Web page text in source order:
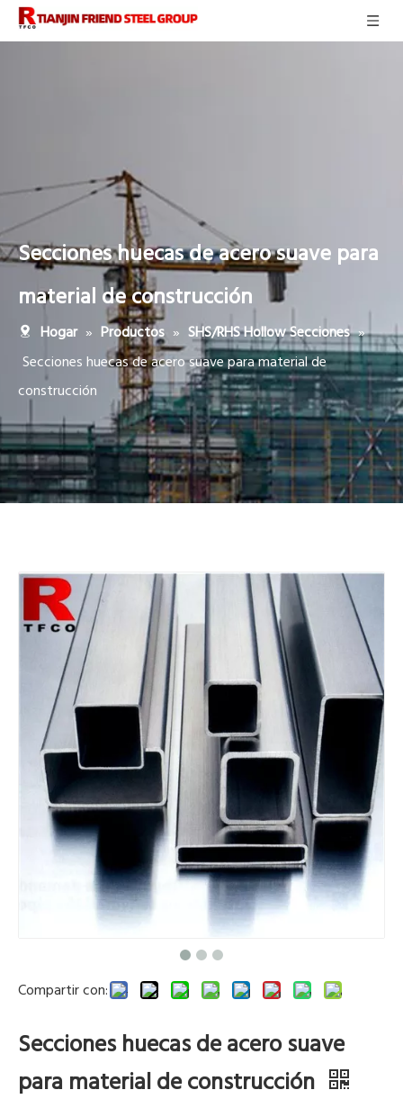
Secciones huecas de acero suave para
material de construcción
Hogar » Productos » SHS/RHS Hollow Secciones »
Secciones huecas de acero suave para material de
construcción
Compartir con:
Secciones huecas de acero suave
para material de construcción